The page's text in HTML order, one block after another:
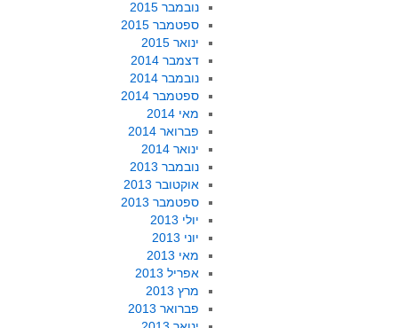
נובמבר 2015
ספטמבר 2015
ינואר 2015
דצמבר 2014
נובמבר 2014
ספטמבר 2014
מאי 2014
פברואר 2014
ינואר 2014
נובמבר 2013
אוקטובר 2013
ספטמבר 2013
יולי 2013
יוני 2013
מאי 2013
אפריל 2013
מרץ 2013
פברואר 2013